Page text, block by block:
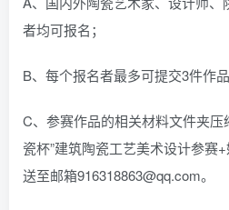
者均可报名；
B、每个报名者最多可提交3件作品
C、参赛作品的相关材料文件夹压
瓷杯”建筑陶瓷工艺美术设计参赛
送至邮箱916318863@qq.com。